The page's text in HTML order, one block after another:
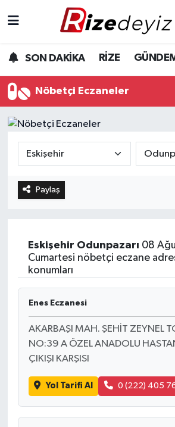
SON DAKİKA RİZE
Nöbetçi Eczaneler
Paylaş
Eskişehir Odunpazarı 08
Cumartesi nöbetçi eczane
konumları
Enes Eczanesi
AKARBAŞI MAH. ŞEHİT ZEYNEL
NO:39 A ÖZEL ANADOLU
ÇIKIŞI KARŞISI
Yol Tarifi Al 0 (222) 405
Gündem
Yurttan Haberler
Teknoloji
Sağlık
Rize Hava Durumu
Rize Trafik Yoğunluk Haritası
Tüm Manşetler
Son Dakika Haberleri